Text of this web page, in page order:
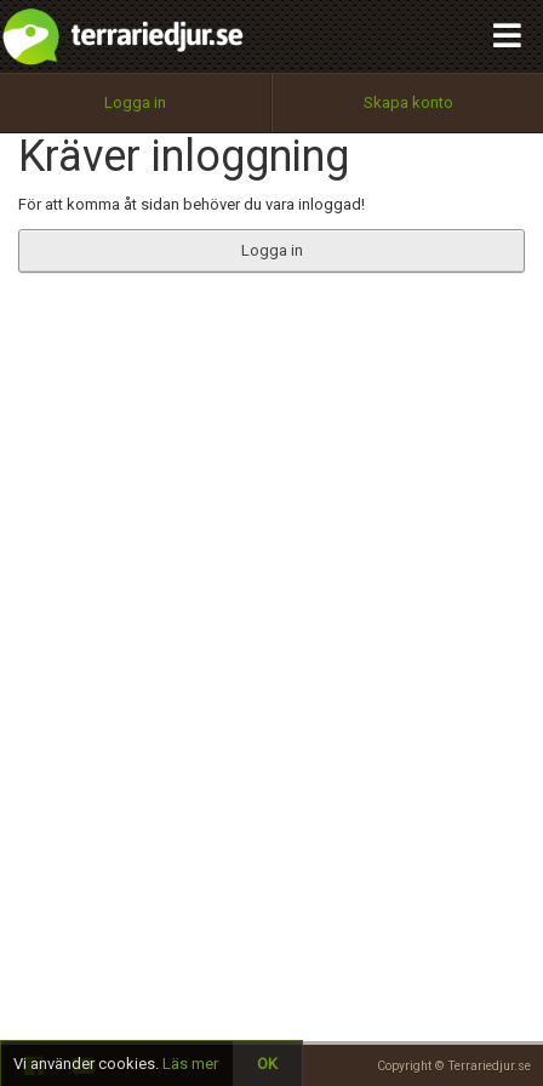
Logga in Skapa konto
Kräver inloggning
För att komma åt sidan behöver du vara inloggad!
Logga in
Copyright © Terrariedjur.se
Utför
100%
OK
integritetspolicy
Namn:
Epost:
Begär nytt lösenord
Tillbaka till förstasidan
Vi använder cookies. Läs mer OK